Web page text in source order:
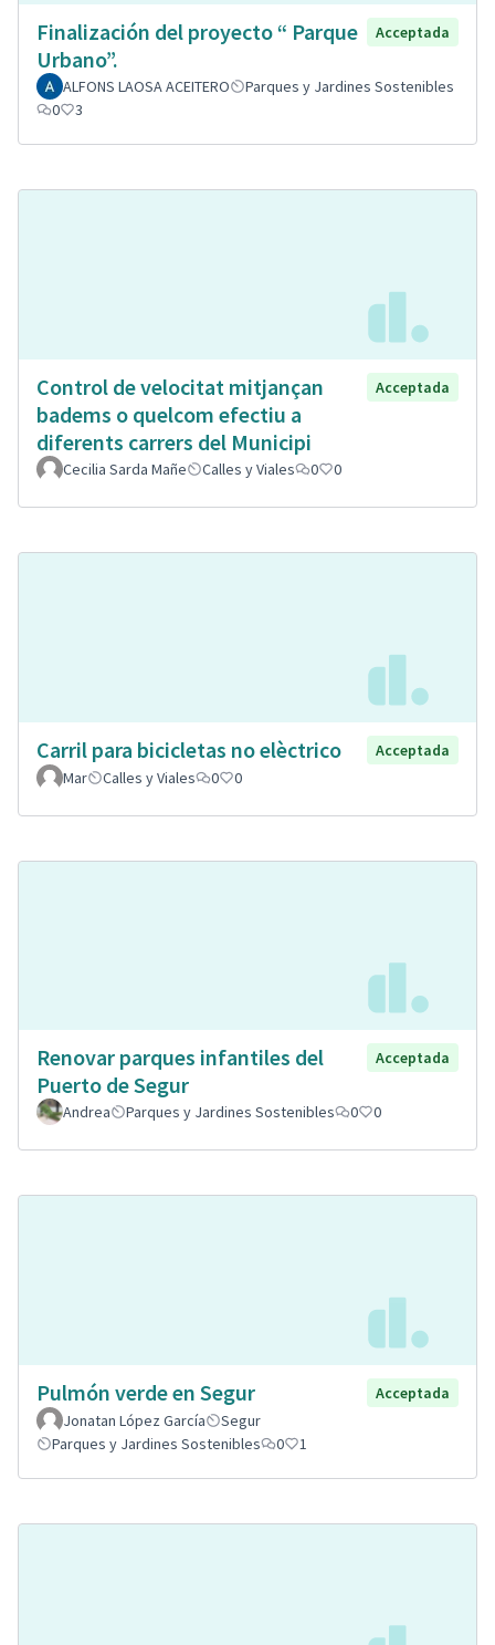
Finalización del proyecto “ Parque
Urbano”.
Acceptada
ALFONS LAOSA ACEITERO
Parques y Jardines Sostenibles
0
3
Control de velocitat mitjançan
badems o quelcom efectiu a
diferents carrers del Municipi
Acceptada
Cecilia Sarda Mañe Calles y Viales 0 0
Carril para bicicletas no elèctrico
Acceptada
Mar
Calles y Viales 0 0
Renovar parques infantiles del
Puerto de Segur
Acceptada
Andrea Parques y Jardines Sostenibles 0 0
Pulmón verde en Segur
Acceptada
Jonatan López García
Segur
Parques y Jardines Sostenibles
0 1